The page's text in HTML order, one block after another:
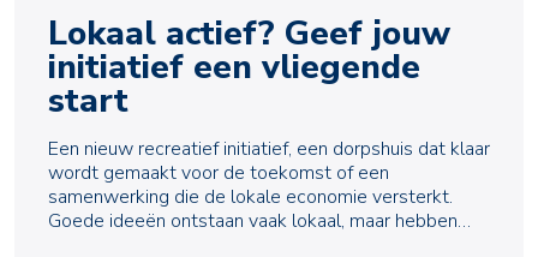
Lokaal actief? Geef jouw
initiatief een vliegende
start
Een nieuw recreatief initiatief, een dorpshuis dat klaar
wordt gemaakt voor de toekomst of een
samenwerking die de lokale economie versterkt.
Goede ideeën ontstaan vaak lokaal, maar hebben